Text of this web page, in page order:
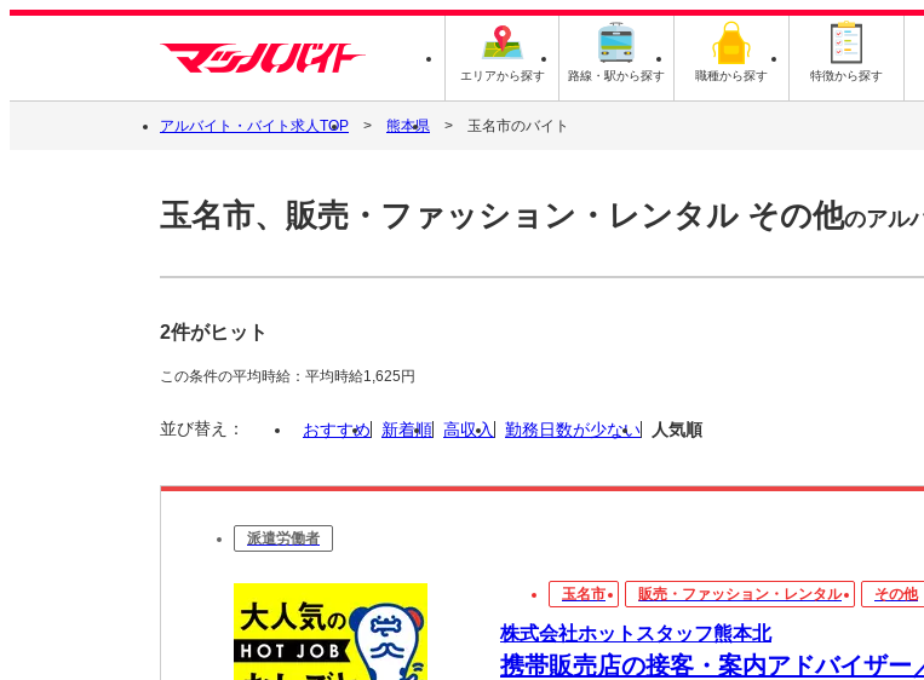
エリアから探す 路線・駅から探す 職種から探す 特徴から探す
アルバイト・バイト求人TOP 熊本県 玉名市のバイト
玉名市、販売・ファッション・レンタル その他のアル
2件がヒット
この条件の平均時給：平均時給1,625円
並び替え： おすすめ 新着順 高収入 勤務日数が少ない 人気順
派遣労働者
玉名市 販売・ファッション・レンタル その他
株式会社ホットスタッフ熊本北
携帯販売店の接客・案内アドバイザー